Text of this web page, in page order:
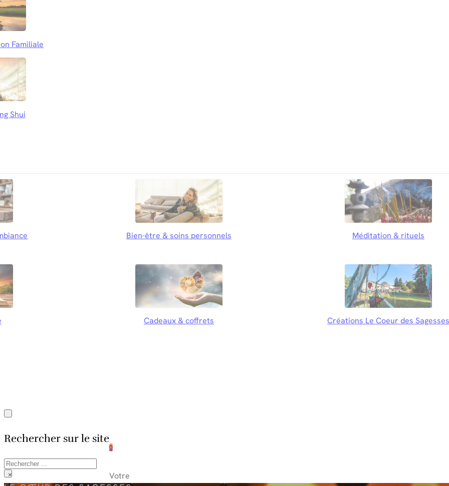
Familiale
Shui
Bien-être & soins personnels Méditation & rituels
Cadeaux & coffrets Créations Le Coeur des
Rechercher sur le site
Rechercher
×
0
Votre